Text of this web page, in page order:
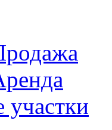
участки